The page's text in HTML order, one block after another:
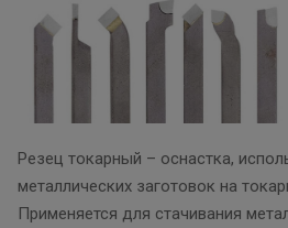
Резец токарный – оснастка,
металлических заготовок на
Применяется для стачивания